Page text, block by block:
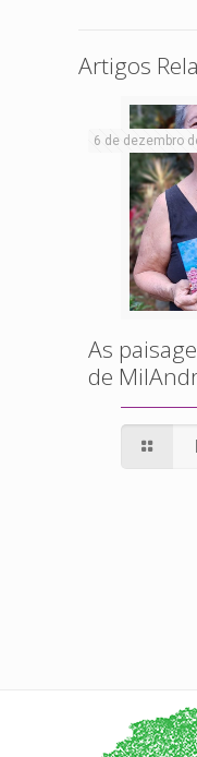
Artigos
6 de dezembro
As
de